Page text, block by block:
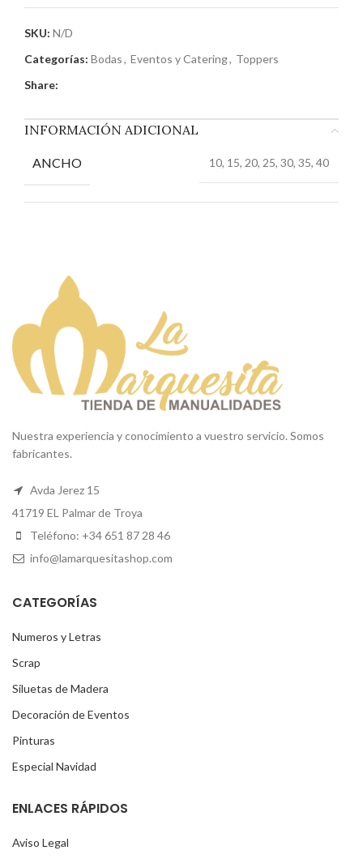
SKU: N/D
Categorías: Bodas, Eventos y Catering, Toppers
Share:
INFORMACIÓN ADICIONAL
ANCHO 10, 15, 20, 25, 30, 35, 40
Nuestra experiencia y conocimiento a vuestro servicio. Somos
fabricantes.
Avda Jerez 15
41719 EL Palmar de Troya
Teléfono: +34 651 87 28 46
info@lamarquesitashop.com
CATEGORÍAS
Numeros y Letras
Scrap
Siluetas de Madera
Decoración de Eventos
Pinturas
Especial Navidad
ENLACES RÁPIDOS
Aviso Legal